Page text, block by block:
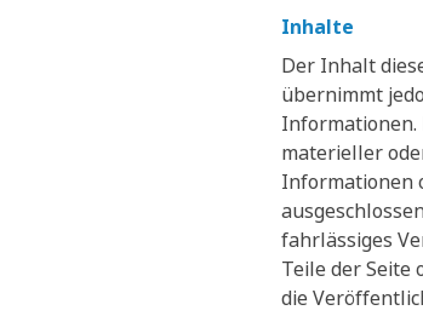
Inhalte
Der Inhalt
übernimmt
Informationen.
materieller
Informationen
fahrlässiges
Teile der Seite
die